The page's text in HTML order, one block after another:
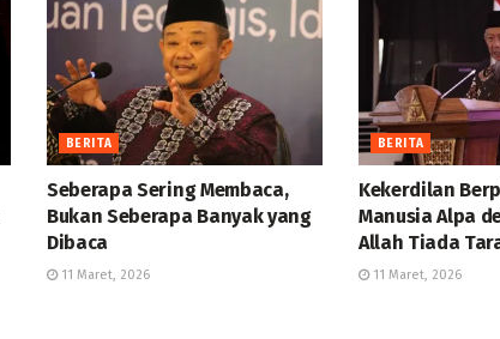
BERITA
Seberapa Sering Membaca,
Bukan Seberapa Banyak yang
Dibaca
11 Maret, 2026
BERITA
Kekerdilan
Manusia Alpa
Allah Tiada
11 Maret, 2026